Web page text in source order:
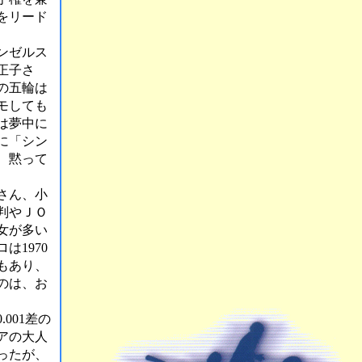
リード
ゼルス
子さ
五輪は
しても
夢中に
「シン
黙って
ん、小
やＪＯ
が多い
は1970
り、
は、お
差の
の大人
が、